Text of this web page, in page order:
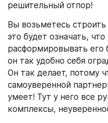
решительный отпор!
Вы возьметесь
это будет означать,
расформировывать
он так удобно себя
Он так делает, потому
самоуверенной
умеет! Тут у него все
комплексы,